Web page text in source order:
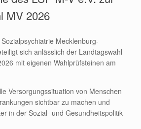
MV 2026
Mecklenburg-
sich anlässlich der Landtagswahl
mit eigenen Wahlprüfsteinen am
Versorgungssituation von Menschen
sichtbar zu machen und
in der Sozial- und Gesundheitspolitik